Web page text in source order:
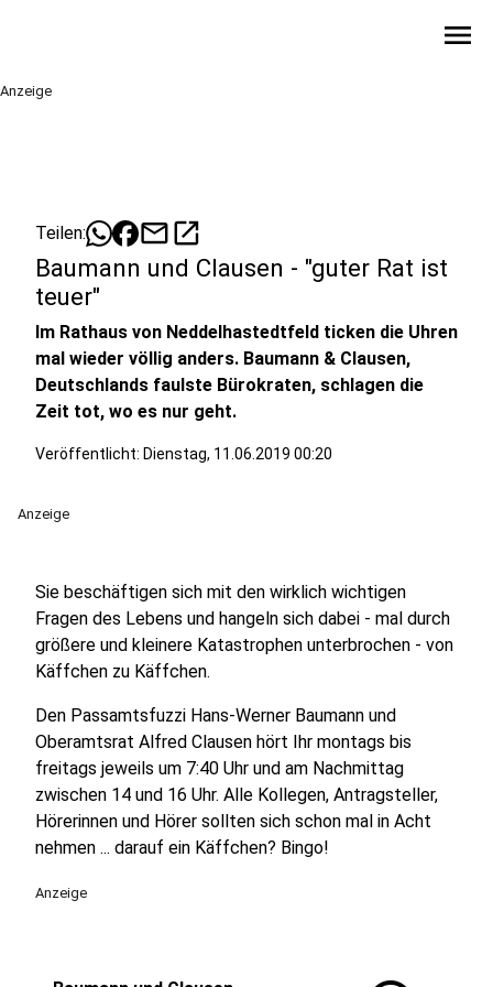
menu
Anzeige
Teilen: mailopen_in_new
Baumann und Clausen - "guter Rat ist
teuer"
Im Rathaus von Neddelhastedtfeld ticken die Uhren
mal wieder völlig anders. Baumann & Clausen,
Deutschlands faulste Bürokraten, schlagen die
Zeit tot, wo es nur geht.
Veröffentlicht: Dienstag, 11.06.2019 00:20
Anzeige
Sie beschäftigen sich mit den wirklich wichtigen
Fragen des Lebens und hangeln sich dabei - mal durch
größere und kleinere Katastrophen unterbrochen - von
Käffchen zu Käffchen.
Den Passamtsfuzzi Hans-Werner Baumann und
Oberamtsrat Alfred Clausen hört Ihr montags bis
freitags jeweils um 7:40 Uhr und am Nachmittag
zwischen 14 und 16 Uhr. Alle Kollegen, Antragsteller,
Hörerinnen und Hörer sollten sich schon mal in Acht
nehmen ... darauf ein Käffchen? Bingo!
Anzeige